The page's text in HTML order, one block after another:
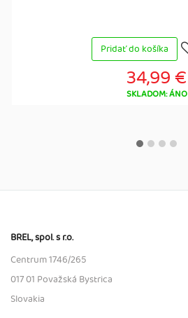
Pridať do košíka
34,99 €
SKLADOM: ÁNO
BREL, spol. s r.o.
Centrum 1746/265
017 01 Považská Bystrica
Slovakia